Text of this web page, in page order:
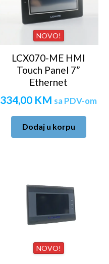
NOVO!
LCX070-ME HMI
Touch Panel 7”
Ethernet
334,00 KM sa PDV-om
Dodaj u korpu
NOVO!